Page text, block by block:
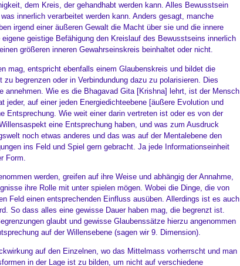
dem Kreis, der gehandhabt werden kann. Alles Bewusstsein
innerlich verarbeitet werden kann. Anders gesagt, manche
irgend einer äußeren Gewalt die Macht über sie und die innere
geistige Befähigung den Kreislauf des Bewusstseins innerlich
größeren inneren Gewahrseinskreis beinhaltet oder nicht.
mag, entspricht ebenfalls einem Glaubenskreis und bildet die
begrenzen oder in Verbindundung dazu zu polarisieren. Dies
annehmen. Wie es die Bhagavad Gita [Krishna] lehrt, ist der Mensch
auf einer jeden Energiedichteebene [äußere Evolution und
Entsprechung. Wie weit einer darin vertreten ist oder es von der
eine Entsprechung haben, und was zum Ausdruck
noch etwas anderes und das was auf der Mentalebene den
ins Feld und Spiel gern gebracht. Ja jede Informationseinheit
Form.
werden, greifen auf ihre Weise und abhängig der Annahme,
ihre Rolle mit unter spielen mögen. Wobei die Dinge, die von
Feld einen entsprechenden Einfluss ausüben. Allerdings ist es auch
So dass alles eine gewisse Dauer haben mag, die begrenzt ist.
glaubt und gewisse Glaubenssätze hierzu angenommen
auf der Willensebene (sagen wir 9. Dimension).
auf den Einzelnen, wo das Mittelmass vorherrscht und man
in der Lage ist zu bilden, um nicht auf verschiedene